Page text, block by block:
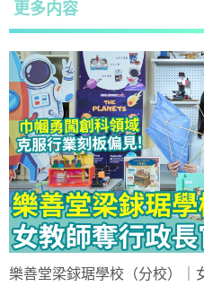
更多内容
樂善堂梁銶琚學校（分校）｜